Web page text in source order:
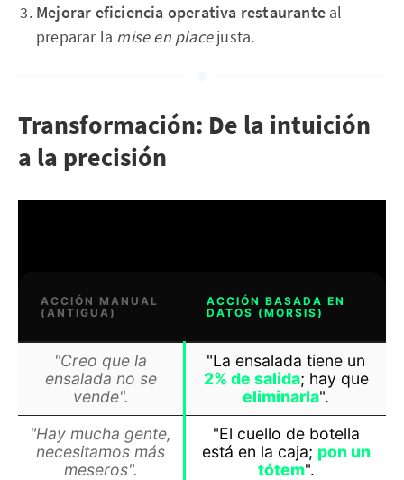
Mejorar eficiencia operativa restaurante al
preparar la mise en placejusta.
Transformación: De la intuición
a la precisión
ACCIÓN MANUAL
(ANTIGUA)
ACCIÓN BASADA EN
DATOS (MORSIS)
"Creo que la
ensalada no se
vende".
"La ensalada tiene un
2% de salida; hay que
eliminarla".
"Hay mucha gente,
necesitamos más
meseros".
"El cuello de botella
está en la caja; pon un
tótem".